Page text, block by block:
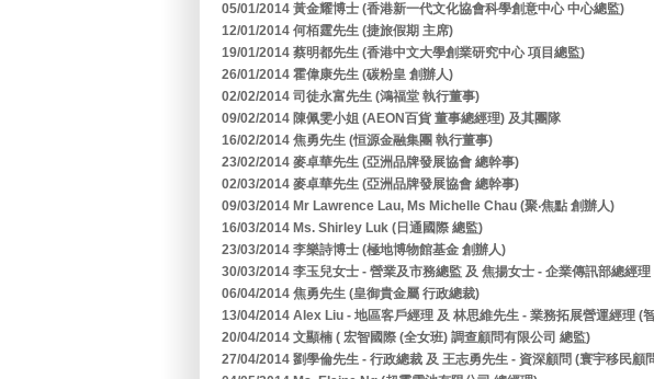
05/01/2014 黃金耀博士 (香港新一代文化協會科學創意中心 中心總監)
12/01/2014 何栢霆先生 (捷旅假期 主席)
19/01/2014 蔡明都先生 (香港中文大學創業研究中心 項目總監)
26/01/2014 霍偉康先生 (碳粉皇 創辦人)
02/02/2014 司徒永富先生 (鴻福堂 執行董事)
09/02/2014 陳佩雯小姐 (AEON百貨 董事總經理) 及其團隊
16/02/2014 焦勇先生 (恒源金融集團 執行董事)
23/02/2014 麥卓華先生 (亞洲品牌發展協會 總幹事)
02/03/2014 麥卓華先生 (亞洲品牌發展協會 總幹事)
09/03/2014 Mr Lawrence Lau, Ms Michelle Chau (聚‧焦點 創辦人)
16/03/2014 Ms. Shirley Luk (日通國際 總監)
23/03/2014 李樂詩博士 (極地博物館基金 創辦人)
30/03/2014 李玉兒女士 - 營業及市務總監 及 焦揚女士 - 企業傳訊部總經
06/04/2014 焦勇先生 (皇御貴金屬 行政總裁)
13/04/2014 Alex Liu - 地區客戶經理 及 林思維先生 - 業務拓展營運經理 (
20/04/2014 文顯楠 ( 宏智國際 (全女班) 調查顧問有限公司 總監)
27/04/2014 劉學倫先生 - 行政總裁 及 王志勇先生 - 資深顧問 (寰宇移民顧